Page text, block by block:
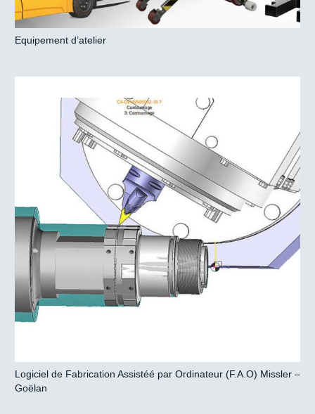
Equipement d’atelier
Logiciel de Fabrication Assistéé par Ordinateur (F.A.O) Missler –
Goëlan